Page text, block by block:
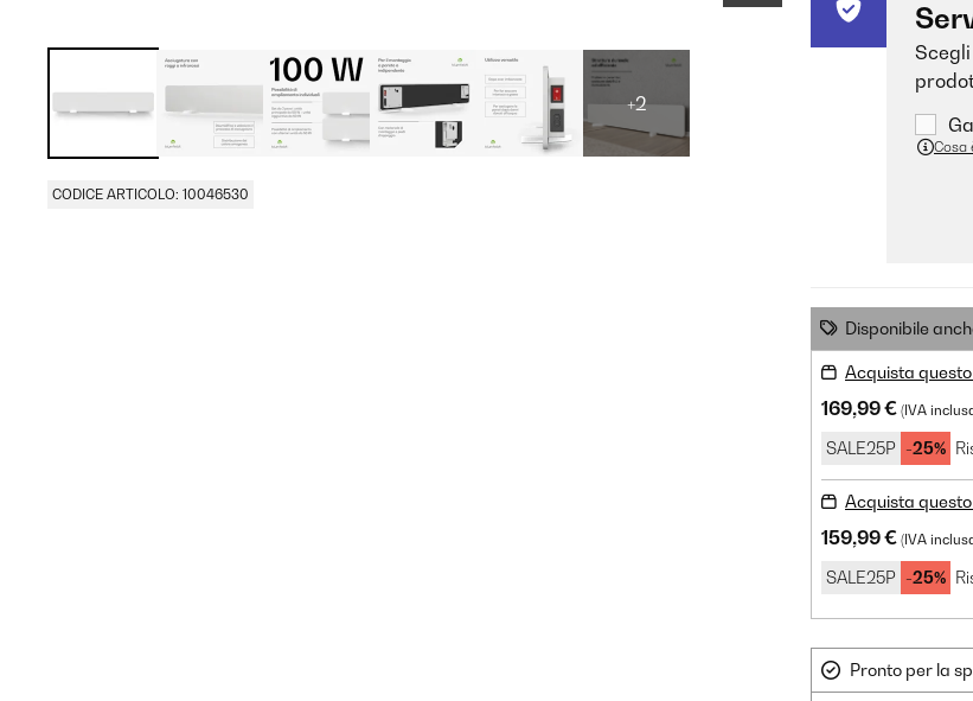
+2
CODICE ARTICOLO: 10046530
Cosa
Disponibile
Acquista
169,99 € (IVA
SALE25P -25%
Acquista
159,99 € (IVA
SALE25P -25%
Pronto per la